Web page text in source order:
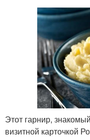
Этот гарнир,
визитной карточкой